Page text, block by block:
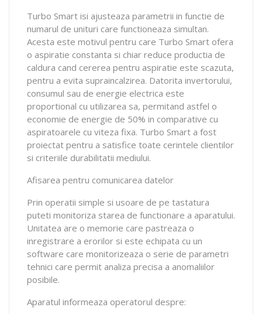
Turbo Smart isi ajusteaza parametrii in functie de
numarul de unituri care functioneaza simultan.
Acesta este motivul pentru care Turbo Smart ofera
o aspiratie constanta si chiar reduce productia de
caldura cand cererea pentru aspiratie este scazuta,
pentru a evita supraincalzirea. Datorita invertorului,
consumul sau de energie electrica este
proportional cu utilizarea sa, permitand astfel o
economie de energie de 50% in comparative cu
aspiratoarele cu viteza fixa. Turbo Smart a fost
proiectat pentru a satisfice toate cerintele clientilor
si criteriile durabilitatii mediului.
Afisarea pentru comunicarea datelor
Prin operatii simple si usoare de pe tastatura
puteti monitoriza starea de functionare a aparatului.
Unitatea are o memorie care pastreaza o
inregistrare a erorilor si este echipata cu un
software care monitorizeaza o serie de parametri
tehnici care permit analiza precisa a anomaliilor
posibile.
Aparatul informeaza operatorul despre: